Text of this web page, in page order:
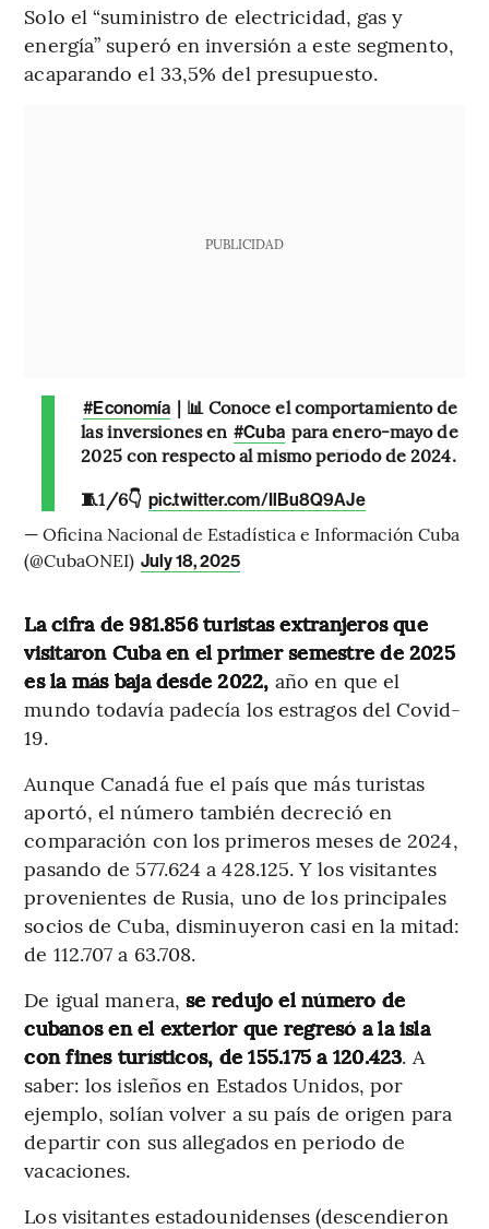
Solo el “suministro de electricidad, gas y
energía” superó en inversión a este segmento,
acaparando el 33,5% del presupuesto.
PUBLICIDAD
#Economía | 📊 Conoce el comportamiento de
las inversiones en #Cuba para enero-mayo de
2025 con respecto al mismo período de 2024.
🧵1/6👇 pic.twitter.com/IlBu8Q9AJe
— Oficina Nacional de Estadística e Información Cuba
(@CubaONEI) July 18, 2025
La cifra de 981.856 turistas extranjeros que
visitaron Cuba en el primer semestre de 2025
es la más baja desde 2022, año en que el
mundo todavía padecía los estragos del Covid-
19.
Aunque Canadá fue el país que más turistas
aportó, el número también decreció en
comparación con los primeros meses de 2024,
pasando de 577.624 a 428.125. Y los visitantes
provenientes de Rusia, uno de los principales
socios de Cuba, disminuyeron casi en la mitad:
de 112.707 a 63.708.
De igual manera,se redujo el número de
cubanos en el exterior que regresó a la isla
con fines turísticos, de 155.175 a 120.423. A
saber: los isleños en Estados Unidos, por
ejemplo, solían volver a su país de origen para
departir con sus allegados en periodo de
vacaciones.
Los visitantes estadounidenses (descendieron